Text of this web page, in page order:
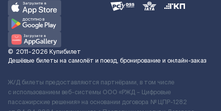
© 2011–2026 Купибилет
Дешёвые билеты на самолёт и поезд, бронирование и онлайн-заказ
Ж/Д билеты предоставляются партнёрами, в том числе
с использованием веб-системы ООО «РЖД – Цифровые
пассажирские решения» на основании договора № ЦПР-1282